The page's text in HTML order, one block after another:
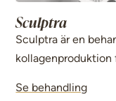
Sculptra
Sculptra är en
kollagenproduktion
långvarigt lyft.
Se behandling